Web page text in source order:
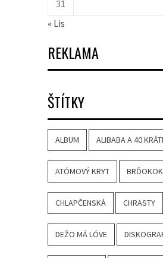
31
« Lis
REKLAMA
ŠTÍTKY
ALBUM ALIBABA A 40
ATÓMOVÝ KRYT
CHLAPČENSKÁ CHRASTY
DEŽO MÁ LÓVE